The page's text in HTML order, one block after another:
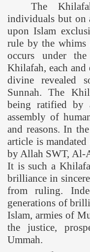
The
individuals but on
upon Islam
rule by the whims
occurs under
Khilafah, each
divine revealed
Sunnah. The
being ratified
assembly of
and reasons. In
article is
by Allah SWT, Al-
It is such a
brilliance in
from ruling.
generations of
Islam, armies of
the justice,
Ummah.